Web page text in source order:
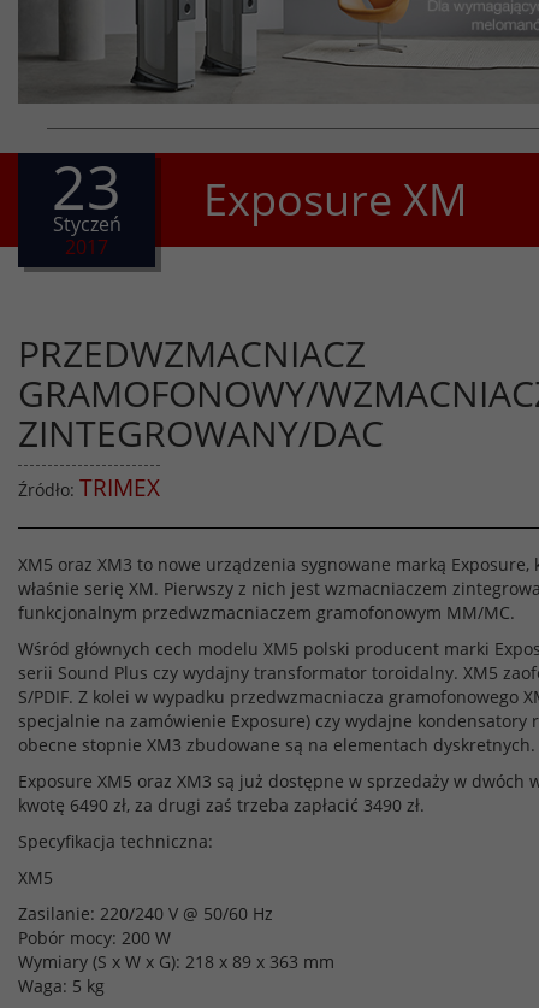
23
Styczeń
2017
Exposure XM
PRZEDWZMACNIACZ
GRAMOFONOWY/
ZINTEGROWANY/DAC
Źródło: TRIMEX
XM5 oraz XM3 to nowe urządzenia sygnowane marką
właśnie serię XM. Pierwszy z nich jest wzmacniaczem
funkcjonalnym przedwzmacniaczem gramofonowym MM/MC.
Wśród głównych cech modelu XM5 polski producent marki
serii Sound Plus czy wydajny transformator toroidalny. XM5
S/PDIF. Z kolei w wypadku przedwzmacniacza
specjalnie na zamówienie Exposure) czy wydajne kondensatory
obecne stopnie XM3 zbudowane są na elementach dyskretnych.
Exposure XM5 oraz XM3 są już dostępne w sprzedaży w
kwotę 6490 zł, za drugi zaś trzeba zapłacić 3490 zł.
Specyfikacja techniczna:
XM5
Zasilanie: 220/240 V @ 50/60 Hz
Pobór mocy: 200 W
Wymiary (S x W x G): 218 x 89 x 363 mm
Waga: 5 kg